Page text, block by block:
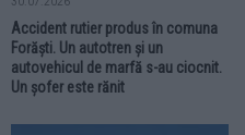
Accident rutier produs în comuna
Forăști. Un autotren și un
autovehicul de marfă s-au ciocnit.
Un șofer este rănit